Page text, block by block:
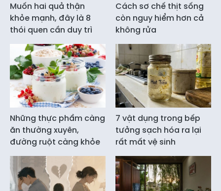
Muốn hai quả thận
khỏe mạnh, đây là 8
thói quen cần duy trì
Cách sơ chế thịt sống
còn nguy hiểm hơn cả
không rửa
Những thực phẩm càng
ăn thường xuyên,
đường ruột càng khỏe
7 vật dụng trong bếp
tưởng sạch hóa ra lại
rất mất vệ sinh